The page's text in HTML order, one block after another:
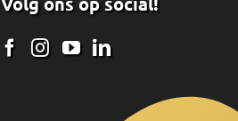
Volg ons op social!